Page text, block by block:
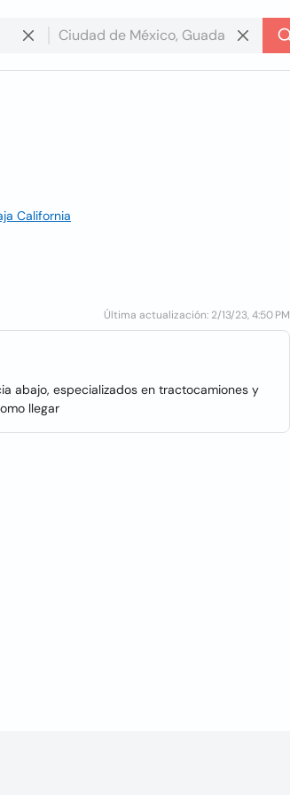
California
Última actualización: 2/13/23, 4:50 PM
abajo, especializados en tractocamiones y
llegar